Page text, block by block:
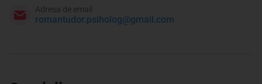
romantudor.psiholog@gmail.com
Adresa de email